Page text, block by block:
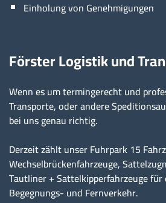
Einholung von Genehmigungen
Förster Logistik und
Wenn es um termingerecht und
Transporte, oder andere
bei uns genau richtig.
Derzeit zählt unser Fuhrpark 15
Wechselbrückenfahrzeuge,
Tautliner + Sattelkipperfahrzeuge
Begegnungs- und Fernverkehr.